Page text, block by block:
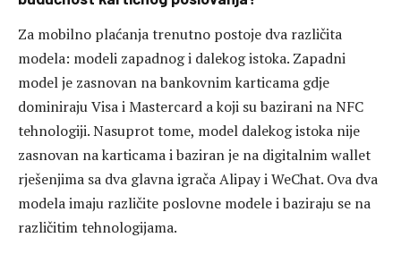
Za mobilno plaćanja trenutno postoje dva različita
modela: modeli zapadnog i dalekog istoka. Zapadni
model je zasnovan na bankovnim karticama gdje
dominiraju Visa i Mastercard a koji su bazirani na NFC
tehnologiji. Nasuprot tome, model dalekog istoka nije
zasnovan na karticama i baziran je na digitalnim wallet
rješenjima sa dva glavna igrača Alipay i WeChat. Ova dva
modela imaju različite poslovne modele i baziraju se na
različitim tehnologijama.